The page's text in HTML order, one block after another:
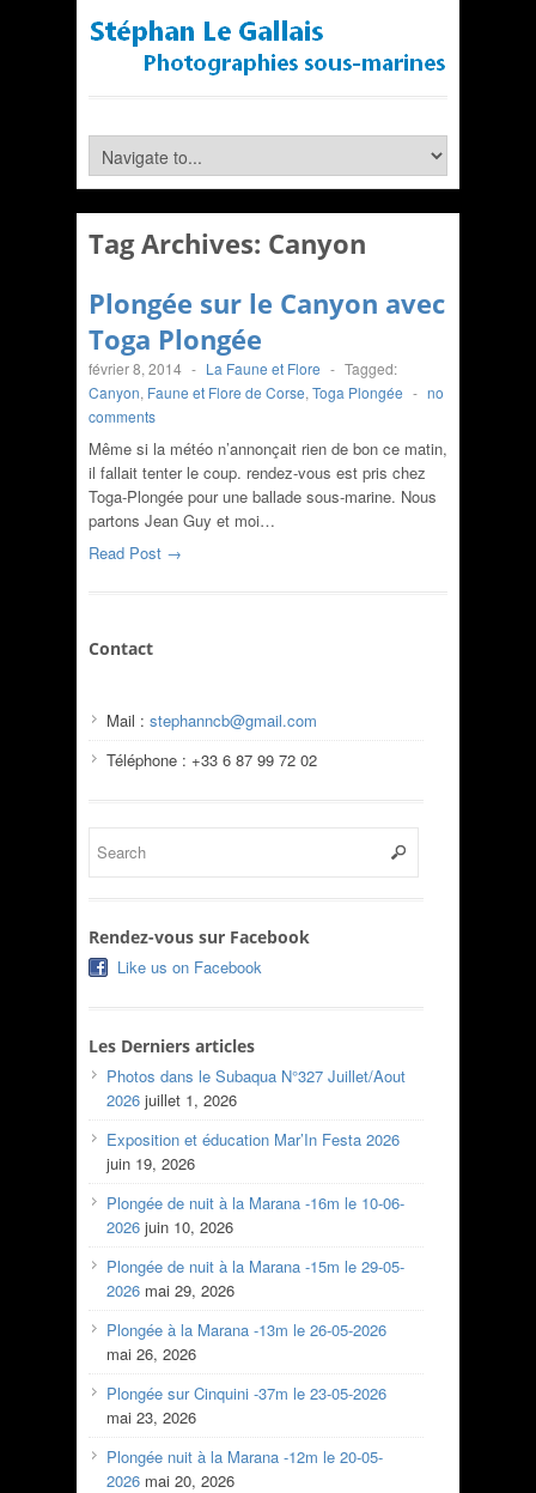
Tag Archives: Canyon
Plongée sur le Canyon avec
Toga Plongée
février 8, 2014 - La Faune et Flore - Tagged:
Canyon, Faune et Flore de Corse, Toga Plongée - no
comments
Même si la météo n’annonçait rien de bon ce matin,
il fallait tenter le coup. rendez-vous est pris chez
Toga-Plongée pour une ballade sous-marine. Nous
partons Jean Guy et moi…
Read Post →
Contact
Mail : stephanncb@gmail.com
Téléphone : +33 6 87 99 72 02
Rendez-vous sur Facebook
Like us on Facebook
Les Derniers articles
Photos dans le Subaqua N°327 Juillet/Aout
2026 juillet 1, 2026
Exposition et éducation Mar’In Festa 2026
juin 19, 2026
Plongée de nuit à la Marana -16m le 10-06-
2026 juin 10, 2026
Plongée de nuit à la Marana -15m le 29-05-
2026 mai 29, 2026
Plongée à la Marana -13m le 26-05-2026
mai 26, 2026
Plongée sur Cinquini -37m le 23-05-2026
mai 23, 2026
Plongée nuit à la Marana -12m le 20-05-
2026 mai 20, 2026